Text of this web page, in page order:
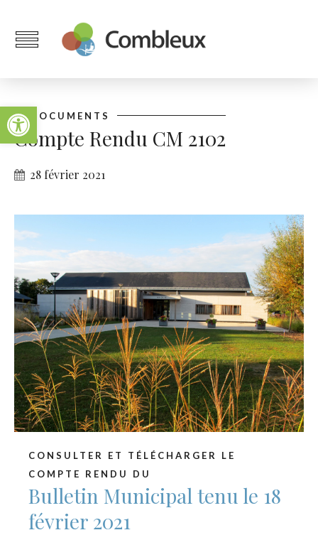
Ouvrir la barre d’outils
DOCUMENTS
Compte Rendu CM 2102
28 février 2021
CONSULTER ET TÉLÉCHARGER LE
COMPTE RENDU DU
Bulletin Municipal tenu le 18
février 2021